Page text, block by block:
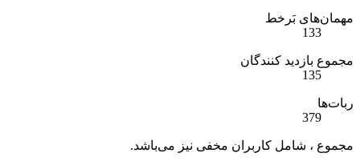
مهمان‌های بَرخط
133
مجموع بازدید کنندگان
135
ربات‌ها
379
مجموع ، شامل کاربران مخفی نیز می‌باشد.